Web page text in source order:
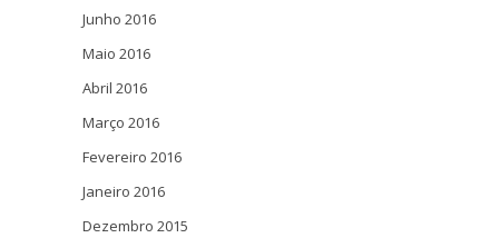
Junho 2016
Maio 2016
Abril 2016
Março 2016
Fevereiro 2016
Janeiro 2016
Dezembro 2015